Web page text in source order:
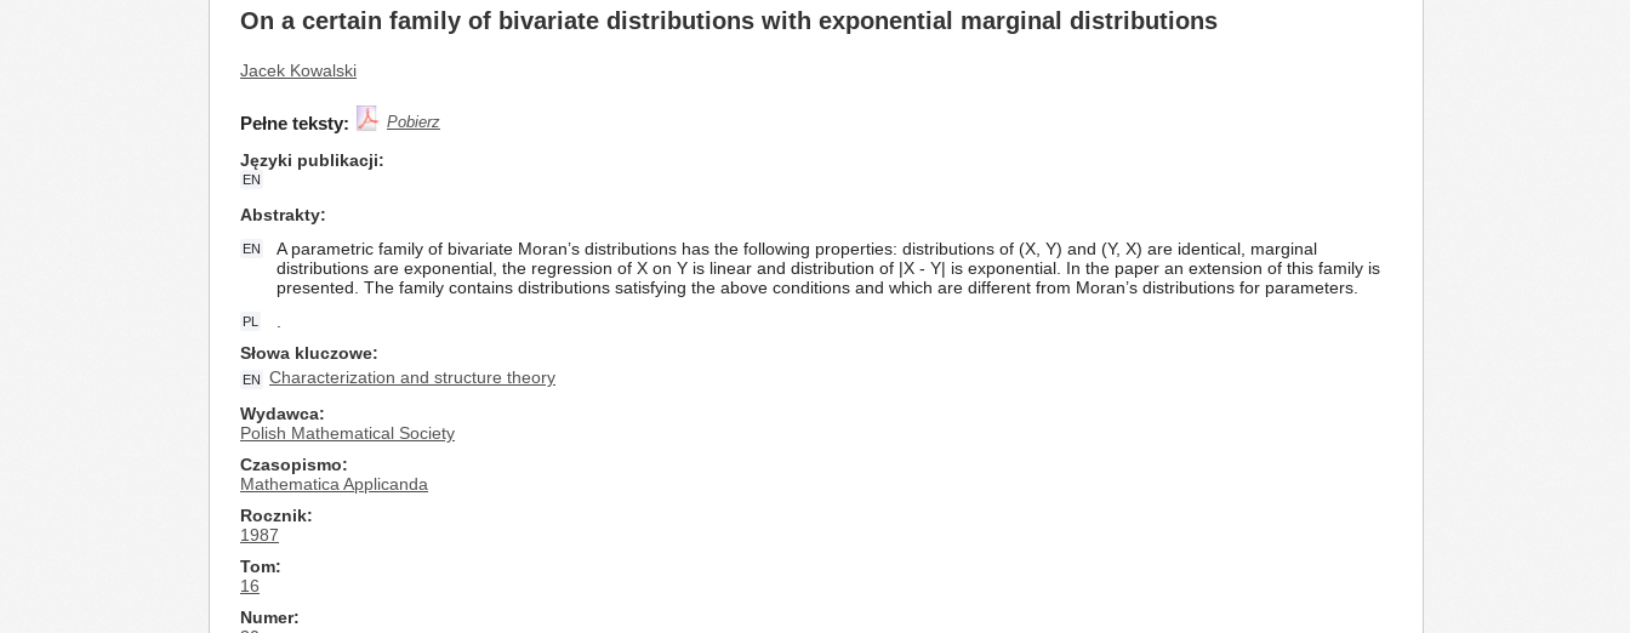
On a certain family of bivariate distributions with exponential marginal distributions
Jacek Kowalski
Pełne teksty: Pobierz
Języki publikacji
EN
Abstrakty
EN
A parametric family of bivariate Moran’s distributions has the following properties: distributions of (X, Y) and (Y, X) are identical, marginal
distributions are exponential, the regression of X on Y is linear and distribution of |X - Y| is exponential. In the paper an extension of this family is
presented. The family contains distributions satisfying the above conditions and which are different from Moran’s distributions for parameters.
PL
Słowa kluczowe
EN
Characterization and structure theory
Wydawca
Polish Mathematical Society
Czasopismo
Mathematica Applicanda
Rocznik
1987
Tom
16
Numer